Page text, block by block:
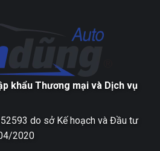
khẩu Thương mại và Dịch vụ
do sở Kế hoạch và Đầu tư
2020